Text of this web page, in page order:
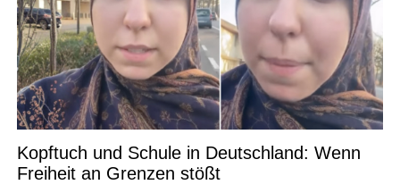
Kopftuch und Schule in Deutschland: Wenn
Freiheit an Grenzen stößt